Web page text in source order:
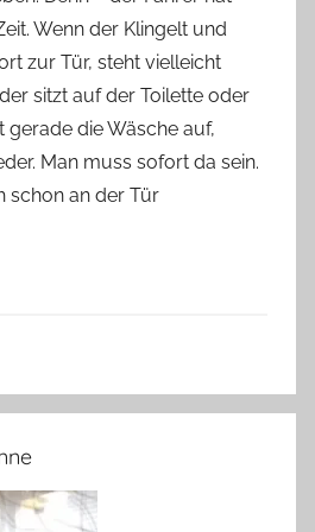
n
n
e
Wenn der Klingelt und
zur Tür, steht vielleicht
sitzt auf der Toilette oder
gerade die Wäsche auf,
Man muss sofort da sein.
schon an der Tür